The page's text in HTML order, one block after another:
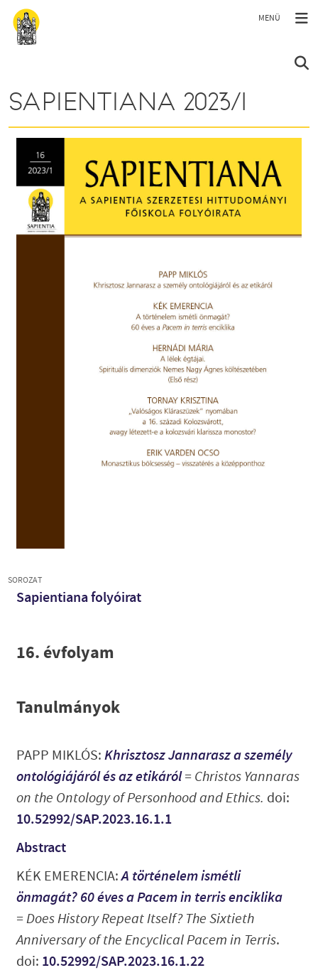
Ugrás a tartalomra
SAPIENTIANA 2023/1
SOROZAT
Sapientiana folyóirat
16. évfolyam
Tanulmányok
PAPP MIKLÓS: Khrisztosz Jannarasz a személy
ontológiájáról és az etikáról= Christos Yannaras
on the Ontology of Personhood and Ethics. doi:
10.52992/SAP.2023.16.1.1
Abstract
KÉK EMERENCIA:A történelem ismétli
önmagát? 60 éves a Pacem in terris enciklika
=Does History Repeat Itself? The Sixtieth
Anniversary of the Encyclical Pacem in Terris.
doi: 10.52992/SAP.2023.16.1.22